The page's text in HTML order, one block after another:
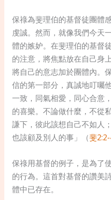
保祿為斐理伯的基督徒團體
虔誠。然而， 就像我們今天
體的嫉妒。在斐理伯的基督
的注意，將焦點放在自己身
將自己的意志加於團體內。
信的第一部分，真誠地叮囑
一致，同氣相愛，同心合意
的喜樂。不論做什麼，不從
謙下，彼此該想自己不如人
也該顧及別人的事」（斐
保祿用基督的例子，是為了
的行為。這首對基督的讚美
體中已存在。